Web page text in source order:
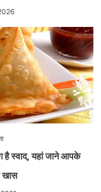
है स्वाद, यहां जाने आपके
खास